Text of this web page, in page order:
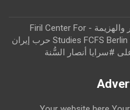
حرب إيران إسرائيل، بمقياس النصر والهزيمة - Firil Center For
Studies FCFS Berlin Germany Dr. Jameel M. Shaheen حرب إيران
#سرايا أنصار السُّنة